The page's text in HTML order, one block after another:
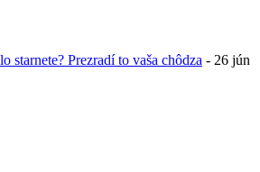
starnete? Prezradí to vaša chôdza - 26 jún